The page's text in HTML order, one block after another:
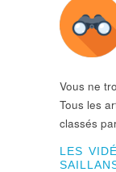
Vous ne
Tous les
classés
LES